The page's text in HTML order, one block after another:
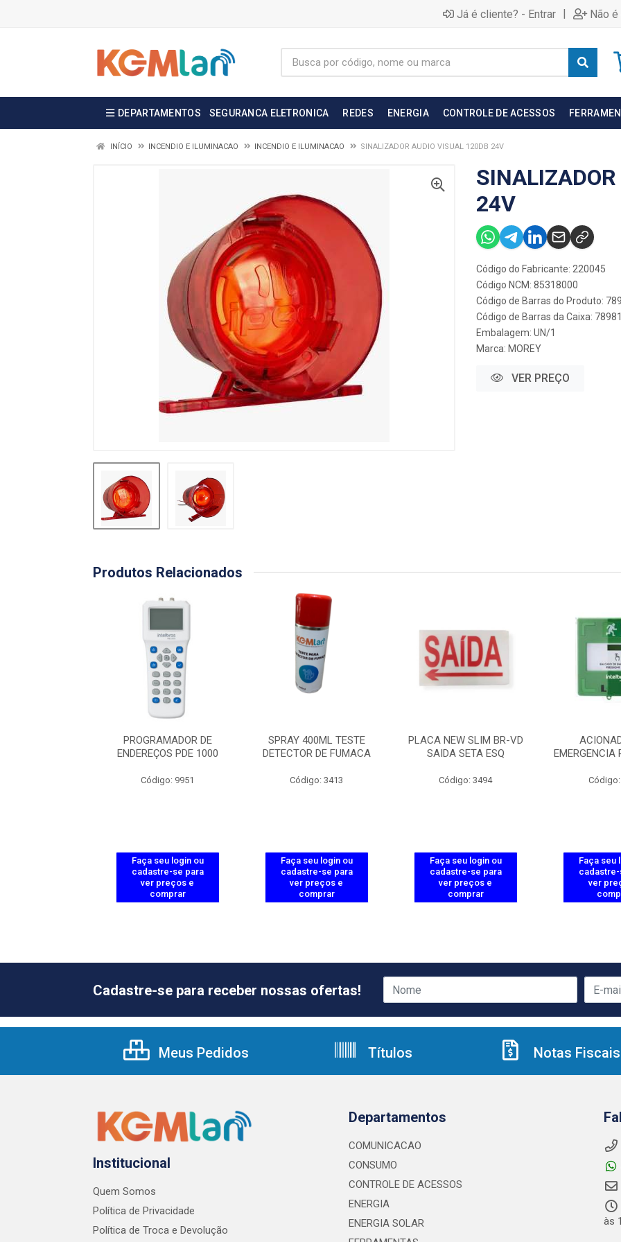
Já é cliente? - Entrar | Não
DEPARTAMENTOS SEGURANCA ELETRONICA REDES ENERGIA CONTROLE DE ACESSOS
INÍCIO INCENDIO E ILUMINACAO INCENDIO E ILUMINACAO SINALIZADOR AUDIO VISUAL 120DB 24V
24V
Código do Fabricante: 220045
Código NCM: 85318000
Código de Barras do Produto:
Código de Barras da Caixa:
Embalagem: UN/1
Marca: MOREY
VER PREÇO
Produtos Relacionados
PROGRAMADOR DE
ENDEREÇOS PDE 1000
Código: 9951
Faça seu login ou
cadastre-se para
ver preços e
comprar
SPRAY 400ML TESTE
DETECTOR DE FUMACA
Código: 3413
Faça seu login ou
cadastre-se para
ver preços e
comprar
PLACA NEW SLIM BR-VD
SAIDA SETA ESQ
Código: 3494
Faça seu login ou
cadastre-se para
ver preços e
comprar
EMERGENCIA
Código:
Faça seu
ver
Cadastre-se para receber nossas ofertas!
Meus Pedidos Títulos Notas Fiscais
Institucional
Quem Somos
Política de Privacidade
Política de Troca e Devolução
Departamentos
COMUNICACAO
CONSUMO
CONTROLE DE ACESSOS
ENERGIA
ENERGIA SOLAR
às